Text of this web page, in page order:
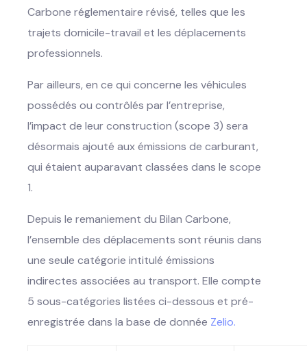
Carbone réglementaire révisé, telles que les
trajets domicile-travail et les déplacements
professionnels.
Par ailleurs, en ce qui concerne les véhicules
possédés ou contrôlés par l’entreprise,
l’impact de leur construction (scope 3) sera
désormais ajouté aux émissions de carburant,
qui étaient auparavant classées dans le scope
1.
Depuis le remaniement du Bilan Carbone,
l’ensemble des déplacements sont réunis dans
une seule catégorie intitulé émissions
indirectes associées au transport. Elle compte
5 sous-catégories listées ci-dessous et pré-
enregistrée dans la base de donnée Zelio.